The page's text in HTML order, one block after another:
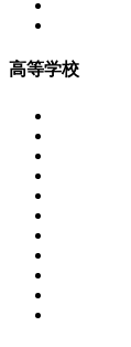
高等学校